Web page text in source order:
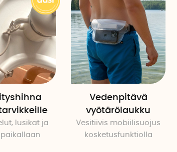
lusikat ja
Vedenpitävä
vyötärölaukku
Vesitiivis mobiilisuojus
kosketusfunktiolla